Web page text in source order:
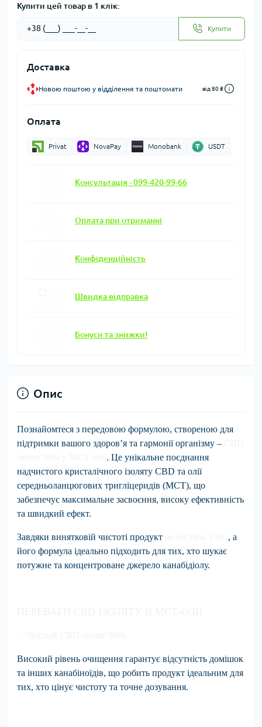
Купити цей товар в 1 клік:
Купити
Доставка
Новою поштою у відділення та поштомати від 80 ₴
Оплата
Privat NovaPay Monobank USDT
Консультація - 099-420-99-66
Оплата при отриманні
Конфіденційність
Швидка відправка
Бонуси та знижки!
Опис
Познайомтеся з передовою формулою, створеною для
підтримки вашого здоров’я та гармонії організму –
. Це унікальне поєднання
надчистого кристалічного ізоляту CBD та олії
середньоланцюгових тригліцеридів (MCT), що
забезпечує максимальне засвоєння, високу ефективність
та швидкий ефект.
Завдяки винятковій чистоті продукт
, а
його формула ідеально підходить для тих, хто шукає
потужне та концентроване джерело канабідіолу.
Високий рівень очищення гарантує відсутність домішок
та інших канабіноїдів, що робить продукт ідеальним для
тих, хто цінує чистоту та точне дозування.